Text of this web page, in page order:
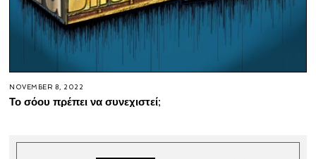
NOVEMBER 8, 2022
Το σόου πρέπει να συνεχιστεί;